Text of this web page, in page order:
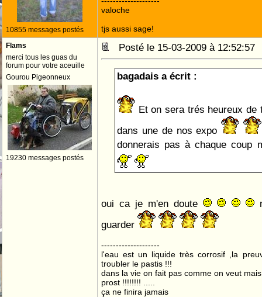
10855 messages postés
valoche
tjs aussi sage!
Flams
merci tous les guas du
forum pour votre aceuille
Gourou Pigeonneux
19230 messages postés
Posté le 15-03-2009 à
bagadais a écrit :
Et on sera trés heureux de
dans une de nos expo
donnerais pas à chaque coup
oui ca je m'en doute
guarder
--------------------
l'eau est un liquide très corrosif ,la
troubler le pastis !!!
dans la vie on fait pas comme on veut
prost !!!!!!!! .....
ça ne finira jamais